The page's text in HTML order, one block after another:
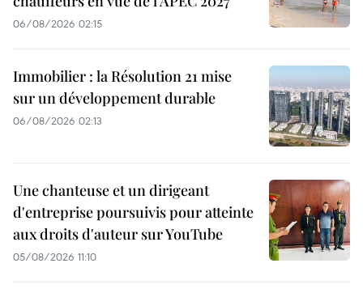
06/08/2026 02:15
Immobilier : la Résolution 21 mise
sur un développement durable
06/08/2026 02:13
Une chanteuse et un dirigeant
d'entreprise poursuivis pour atteinte
aux droits d'auteur sur YouTube
05/08/2026 11:10